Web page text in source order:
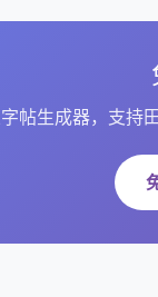
帖生成器，支持